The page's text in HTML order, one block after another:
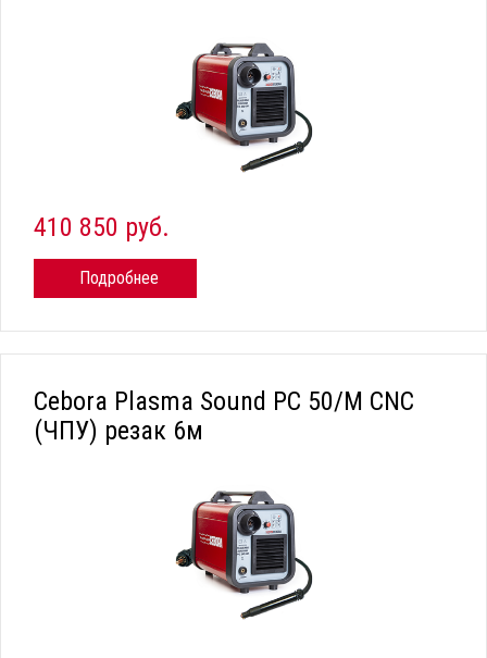
410 850 руб.
Подробнее
Cebora Plasma Sound PC 50/М CNC
(ЧПУ) резак 6м